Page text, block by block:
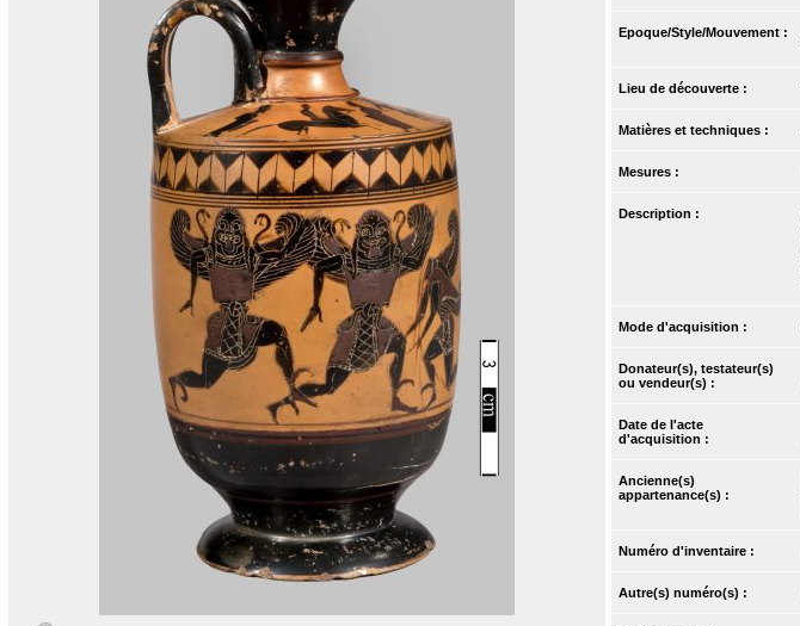
Epoque/Style/Mouvement :
Lieu de découverte :
Matières et techniques :
Mesures :
Description :
Mode d'acquisition :
Donateur(s), testateur(s)
ou vendeur(s) :
Date de l'acte
d'acquisition :
Ancienne(s)
appartenance(s) :
Numéro d'inventaire :
Autre(s) numéro(s) :